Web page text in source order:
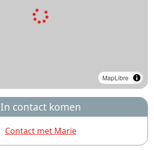
MapLibre
In contact komen
Contact met Marie